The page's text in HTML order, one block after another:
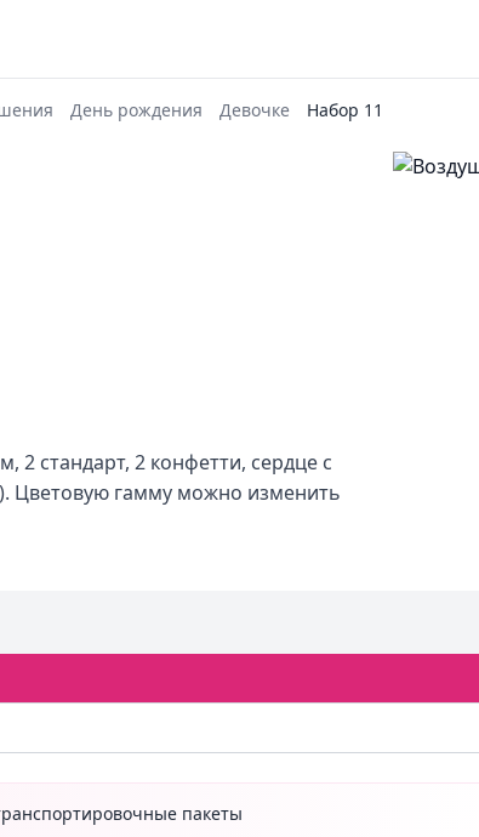
День рождения Девочке Набор 11
2 стандарт, 2 конфетти, сердце с
Цветовую гамму можно изменить
пакеты